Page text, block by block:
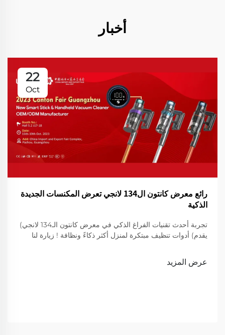
أخبار
22
Oct
رائع معرض كانتون ال134 لانجي تعرض المكنسات الجديدة
الذكية
تجربة أحدث تقنيات الفراغ الذكي في معرض كانتون الـ134 لانجي)
يقدم) أدوات تنظيف مبتكرة لمنزل أكثر ذكاءً ونظافة ! زيارة لنا
عرض المزيد